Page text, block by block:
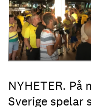
NYHETER. På
Sverige spelar